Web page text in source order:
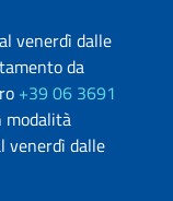
venerdì dalle
da
+39 06 3691
modalità
venerdì dalle